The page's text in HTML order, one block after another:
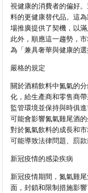
視健康的消費者的偏好
料的更健康替代品。這
場推廣提供了契機，以
此外，順應這一趨勢，
為「兼具奢華與健康的選
嚴格的規定
關於酒精飲料中氮氣的
化，給生產商和零售商
監管環境並保持與時俱
可能會影響氮氣雞尾酒
對於氮氣飲料的成長和
可能導致法律問題、罰
新冠疫情的感染疾病
新冠疫情期間，氮氣雞
面，封鎖和限制措施影